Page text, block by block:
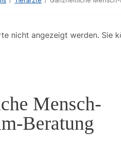
nicht angezeigt werden. Sie
Mensch-
Beratung